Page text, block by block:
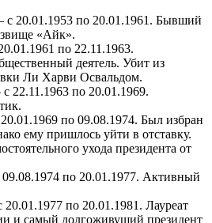
с 20.01.1953 по 20.01.1961. Бывший
«Айк».
по 22.11.1963.
деятель. Убит из
Ли Харви Освальдом.
22.11.1963 по 20.01.1969.
по 09.08.1974. Был избран
ему пришлось уйти в отставку.
ухода президента от
по 20.01.1977. Активный
20.01.1977 по 20.01.1981. Лауреат
и самый долгоживущий президент